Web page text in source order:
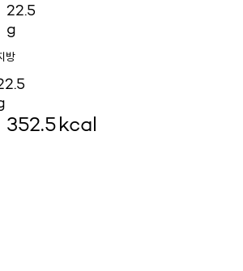
22.5
g
방
352.5kcal